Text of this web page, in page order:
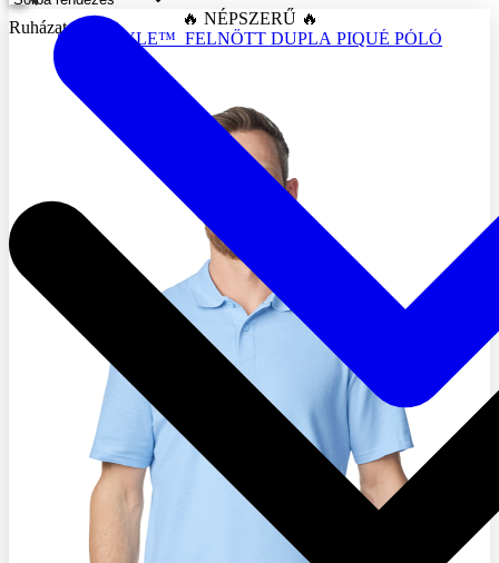
Ruházat
🔥 NÉPSZERŰ 🔥
SOFTSTYLE™ FELNŐTT DUPLA PIQUÉ PÓLÓ